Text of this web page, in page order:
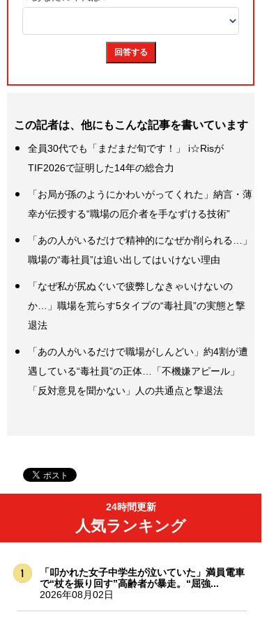
この記者は、他にもこんな記事を書いています
全員30代でも「まだまだ旬です！」 i☆Risが
TIF2026で証明した14年の総合力
「お局が孫のようにかわいがってくれた」納言・薄
幸が伝授する“職場の厄介者を手なずける技術”
「あの人がいるだけで精神的になぜか削られる…」
職場の“毒社員”は追い出してはいけない理由
「なぜ私が尻ぬぐいで疲弊しなきゃいけないの
か…」職場を荒らす5タイプの“毒社員”の実態と撃
退法
「あの人がいるだけで職場がしんどい」約4割が遭
遇している“毒社員”の正体…「不機嫌アピール」
「反対意見を聞かない」人の共通点と撃退法
24時間更新
人気ランキング
「叩かれた女子中学生が泣いていた」満員電車
で“杖を振り回す”高齢者が暴走。“屈強...
2026年08月02日